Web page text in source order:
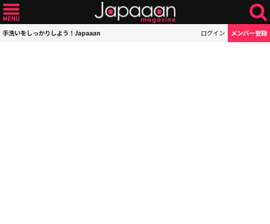
手洗いをしっかりしよう！Japaaan ログイン メンバー登録